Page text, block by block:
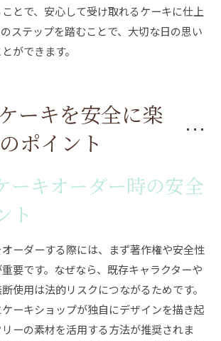
とで、安心して受け取れるケーキに仕上
ステップを踏むことで、大切な日の思い
ができます。
ーキを安全に楽
ポイント
ーキオーダー時の安全
ト
ーダーする際には、まず著作権や安全性
要です。なぜなら、既存キャラクターや
使用は法的リスクにつながるためです。
ーキショップが独自にデザインを描き起
ーの素材を活用する方法が推奨されま